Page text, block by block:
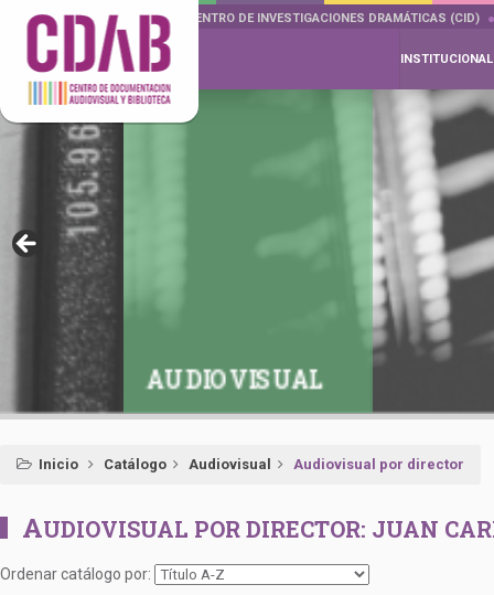
DOCUMENTA DRAMÁTICAS CENTRO DE INVESTIGACIONES DRAMÁTICAS (CID)
INSTITUCIONAL
AUDIOVISUAL
Inicio Catálogo Audiovisual Audiovisual por director
AUDIOVISUAL POR DIRECTOR: JUAN
Ordenar catálogo por: